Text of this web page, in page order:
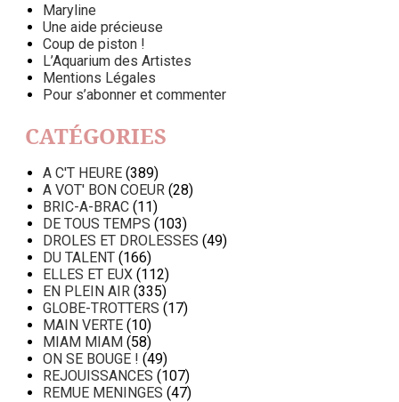
Maryline
Une aide précieuse
Coup de piston !
L’Aquarium des Artistes
Mentions Légales
Pour s’abonner et commenter
CATÉGORIES
A C'T HEURE (389)
A VOT' BON COEUR (28)
BRIC-A-BRAC (11)
DE TOUS TEMPS (103)
DROLES ET DROLESSES (49)
DU TALENT (166)
ELLES ET EUX (112)
EN PLEIN AIR (335)
GLOBE-TROTTERS (17)
MAIN VERTE (10)
MIAM MIAM (58)
ON SE BOUGE ! (49)
REJOUISSANCES (107)
REMUE MENINGES (47)